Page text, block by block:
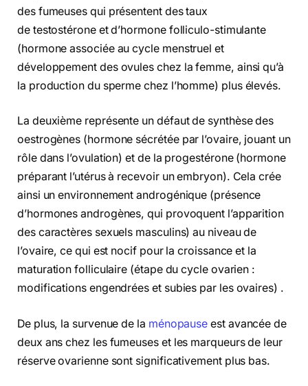
des fumeuses qui présentent des taux
de testostérone et d’hormone folliculo-stimulante
(hormone associée au cycle menstruel et
développement des ovules chez la femme, ainsi qu’à
la production du sperme chez l’homme) plus élevés.
La deuxième représente un défaut de synthèse des
oestrogènes (hormone sécrétée par l’ovaire, jouant un
rôle dans l’ovulation) et de la progestérone (hormone
préparant l’utérus à recevoir un embryon). Cela crée
ainsi un environnement androgénique (présence
d’hormones androgènes, qui provoquent l’apparition
des caractères sexuels masculins) au niveau de
l’ovaire, ce qui est nocif pour la croissance et la
maturation folliculaire (étape du cycle ovarien :
modifications engendrées et subies par les ovaires) .
De plus, la survenue de la ménopause est avancée de
deux ans chez les fumeuses et les marqueurs de leur
réserve ovarienne sont significativement plus bas.